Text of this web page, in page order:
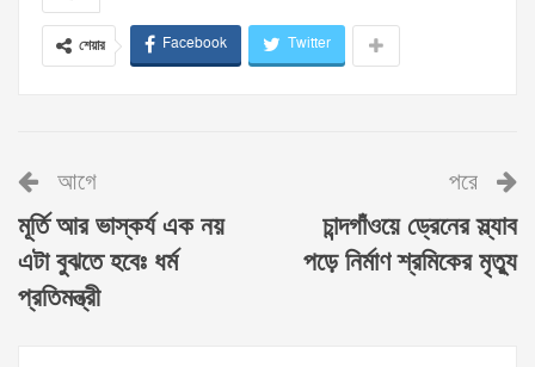
শেয়ার Facebook Twitter
আগে
মূর্তি আর ভাস্কর্য এক নয়
এটা বুঝতে হবেঃ ধর্ম
প্রতিমন্ত্রী
পরে
চান্দগাঁওয়ে ড্রেনের স্ল্যাব
পড়ে নির্মাণ শ্রমিকের মৃত্যু